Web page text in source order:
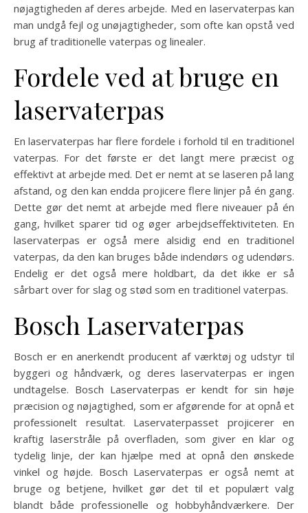
nøjagtigheden af ​​deres arbejde. Med en laservaterpas kan
man undgå fejl og unøjagtigheder, som ofte kan opstå ved
brug af traditionelle vaterpas og linealer.
Fordele ved at bruge en
laservaterpas
En laservaterpas har flere fordele i forhold til en traditionel
vaterpas. For det første er det langt mere præcist og
effektivt at arbejde med. Det er nemt at se laseren på lang
afstand, og den kan endda projicere flere linjer på én gang.
Dette gør det nemt at arbejde med flere niveauer på én
gang, hvilket sparer tid og øger arbejdseffektiviteten. En
laservaterpas er også mere alsidig end en traditionel
vaterpas, da den kan bruges både indendørs og udendørs.
Endelig er det også mere holdbart, da det ikke er så
sårbart over for slag og stød som en traditionel vaterpas.
Bosch Laservaterpas
Bosch er en anerkendt producent af værktøj og udstyr til
byggeri og håndværk, og deres laservaterpas er ingen
undtagelse. Bosch Laservaterpas er kendt for sin høje
præcision og nøjagtighed, som er afgørende for at opnå et
professionelt resultat. Laservaterpasset projicerer en
kraftig laserstråle på overfladen, som giver en klar og
tydelig linje, der kan hjælpe med at opnå den ønskede
vinkel og højde. Bosch Laservaterpas er også nemt at
bruge og betjene, hvilket gør det til et populært valg
blandt både professionelle og hobbyhåndværkere. Der